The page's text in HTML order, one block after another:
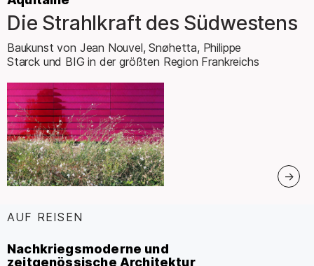
–
Die Strahlkraft des Südwestens
Baukunst von Jean Nouvel, Snøhetta, Philippe
Starck und BIG in der größten Region Frankreichs
AUF REISEN
Nachkriegsmoderne und
zeitgenössische Architektur